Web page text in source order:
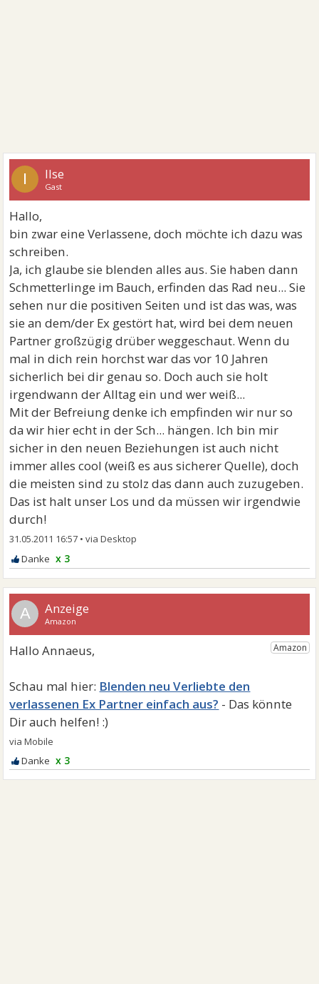
I Ilse
Gast
Hallo,
bin zwar eine Verlassene, doch möchte ich dazu was
schreiben.
Ja, ich glaube sie blenden alles aus. Sie haben dann
Schmetterlinge im Bauch, erfinden das Rad neu... Sie
sehen nur die positiven Seiten und ist das was, was
sie an dem/der Ex gestört hat, wird bei dem neuen
Partner großzügig drüber weggeschaut. Wenn du
mal in dich rein horchst war das vor 10 Jahren
sicherlich bei dir genau so. Doch auch sie holt
irgendwann der Alltag ein und wer weiß...
Mit der Befreiung denke ich empfinden wir nur so
da wir hier echt in der Sch... hängen. Ich bin mir
sicher in den neuen Beziehungen ist auch nicht
immer alles cool (weiß es aus sicherer Quelle), doch
die meisten sind zu stolz das dann auch zuzugeben.
Das ist halt unser Los und da müssen wir irgendwie
durch!
31.05.2011 16:57 •
x 3
A
Blenden neu Verliebte den
verlassenen Ex Partner einfach aus?
x 3